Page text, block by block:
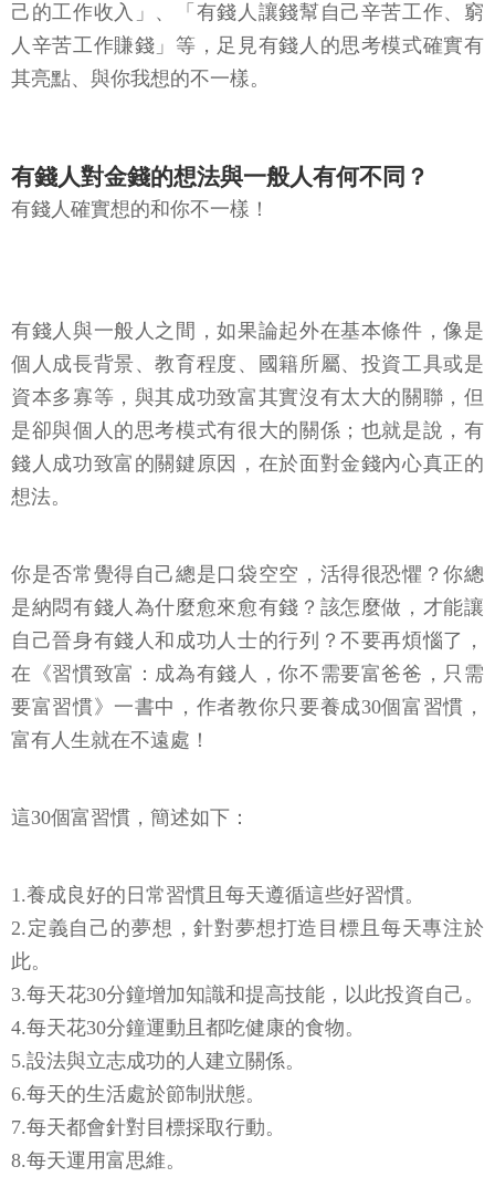
己的工作收入」、「有錢人讓錢幫自己辛苦工作、窮
人辛苦工作賺錢」等，足見有錢人的思考模式確實有
其亮點、與你我想的不一樣。
有錢人對金錢的想法與一般人有何不同？
有錢人確實想的和你不一樣！
有錢人與一般人之間，如果論起外在基本條件，像是
個人成長背景、教育程度、國籍所屬、投資工具或是
資本多寡等，與其成功致富其實沒有太大的關聯，但
是卻與個人的思考模式有很大的關係；也就是說，有
錢人成功致富的關鍵原因，在於面對金錢內心真正的
想法。
你是否常覺得自己總是口袋空空，活得很恐懼？你總
是納悶有錢人為什麼愈來愈有錢？該怎麼做，才能讓
自己晉身有錢人和成功人士的行列？不要再煩惱了，
在《習慣致富：成為有錢人，你不需要富爸爸，只需
要富習慣》一書中，作者教你只要養成30個富習慣，
富有人生就在不遠處！
這30個富習慣，簡述如下：
1.養成良好的日常習慣且每天遵循這些好習慣。
2.定義自己的夢想，針對夢想打造目標且每天專注於
此。
3.每天花30分鐘增加知識和提高技能，以此投資自己。
4.每天花30分鐘運動且都吃健康的食物。
5.設法與立志成功的人建立關係。
6.每天的生活處於節制狀態。
7.每天都會針對目標採取行動。
8.每天運用富思維。